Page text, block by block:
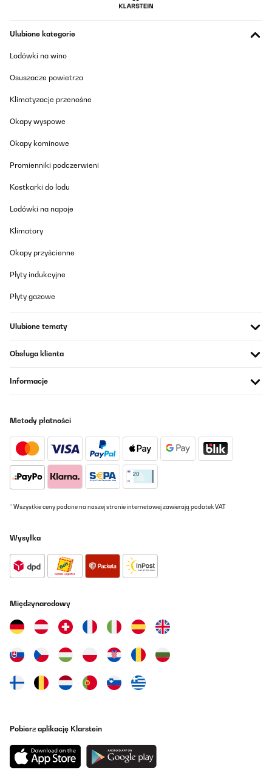
Ulubione kategorie
Lodówki na wino
Osuszacze powietrza
Klimatyzacje przenośne
Okapy wyspowe
Okapy kominowe
Promienniki podczerwieni
Kostkarki do lodu
Lodówki na napoje
Klimatory
Okapy przyścienne
Płyty indukcyjne
Płyty gazowe
Ulubione tematy
Obsługa klienta
Informacje
Metody płatności
* Wszystkie ceny podane na naszej stronie internetowej zawierają podatek VAT
Wysyłka
Międzynarodowy
Pobierz aplikację Klarstein